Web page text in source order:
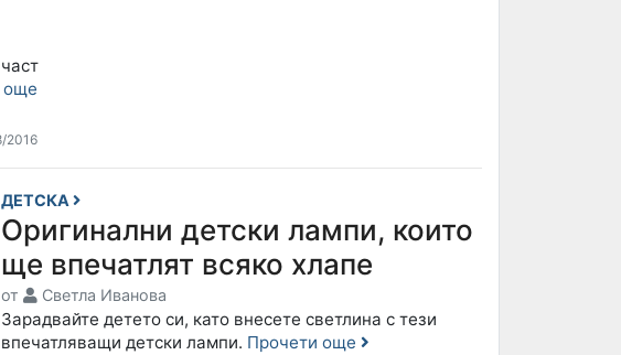
още
2016
ДЕТСКА
Оригинални детски лампи, които
ще впечатлят всяко хлапе
от Светла Иванова
Зарадвайте детето си, като внесете светлина с тези
впечатляващи детски лампи. Прочети още